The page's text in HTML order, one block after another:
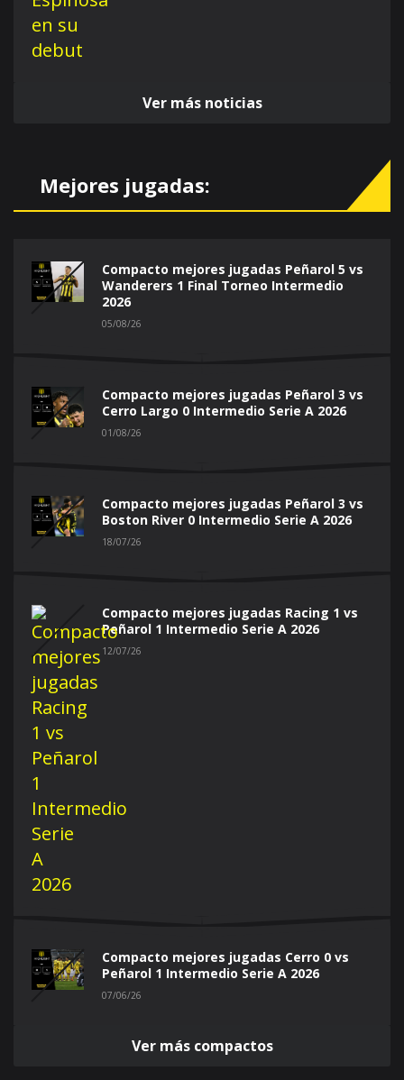
Ver más noticias
Mejores jugadas:
Compacto mejores jugadas Peñarol 5 vs
Wanderers 1 Final Torneo Intermedio
2026
05/08/26
Compacto mejores jugadas Peñarol 3 vs
Cerro Largo 0 Intermedio Serie A 2026
01/08/26
Compacto mejores jugadas Peñarol 3 vs
Boston River 0 Intermedio Serie A 2026
18/07/26
Compacto mejores jugadas Racing 1 vs
Peñarol 1 Intermedio Serie A 2026
12/07/26
Compacto mejores jugadas Cerro 0 vs
Peñarol 1 Intermedio Serie A 2026
07/06/26
Ver más compactos